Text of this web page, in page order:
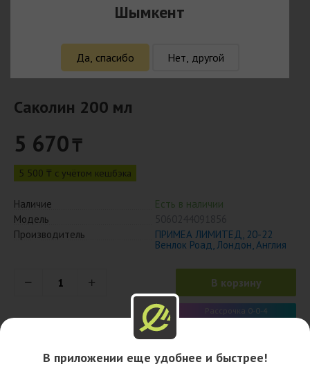
Саколин 200 мл
5 670₸
5 500 ₸ с учётом кешбэка
Наличие
Есть в наличии
Модель
Производитель
ПРИМЕА ЛИМИТЕД, 20-22
Венлок Роад, Лондон, Англия
В корзину
Рассрочка 0-0-4
В приложении еще удобнее и быстрее!
Шымкент
Да, спасибо Нет, другой